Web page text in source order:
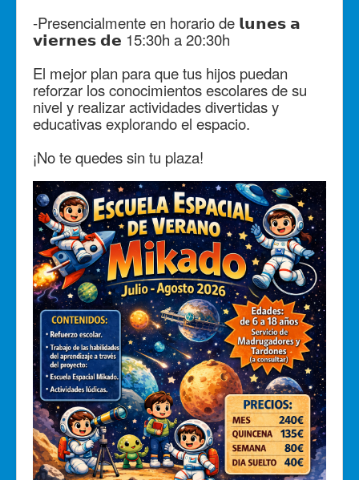
-Presencialmente en horario de 𝗹𝘂𝗻𝗲𝘀 𝗮
𝘃𝗶𝗲𝗿𝗻𝗲𝘀 𝗱𝗲 15:30h a 20:30h
El mejor plan para que tus hijos puedan
reforzar los conocimientos escolares de su
nivel y realizar actividades divertidas y
educativas explorando el espacio.
¡No te quedes sin tu plaza!